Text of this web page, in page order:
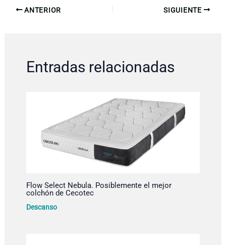
ANTERIOR SIGUIENTE
Entradas relacionadas
Flow Select Nebula. Posiblemente el mejor
colchón de Cecotec
Descanso